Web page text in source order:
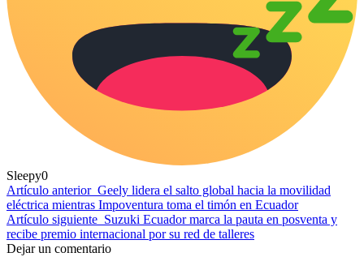
Sleepy0
Artículo anterior Geely lidera el salto global hacia la movilidad
eléctrica mientras Impoventura toma el timón en Ecuador
Artículo siguiente Suzuki Ecuador marca la pauta en posventa y
recibe premio internacional por su red de talleres
Dejar un comentario